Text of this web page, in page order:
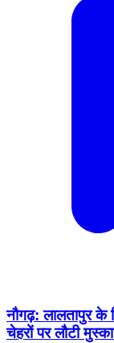
नौगढ़: लालतापुर के
चेहरों पर लौटी